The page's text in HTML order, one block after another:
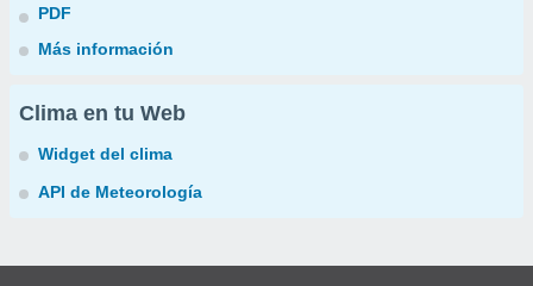
PDF
Más información
Clima en tu Web
Widget del clima
API de Meteorología